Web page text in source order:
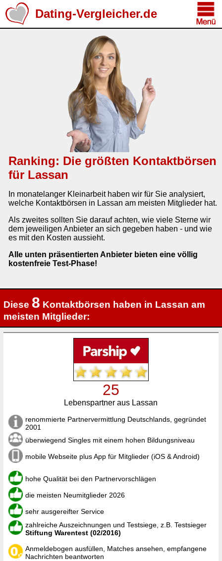
Dating-Vergleicher.de
Ranking: Die größten Kontaktbörsen
für Lassan
In monatelanger Kleinarbeit haben wir für Sie analysiert,
welche Kontaktbörsen in Lassan am meisten Mitglieder hat.
Als zweites sollten Sie darauf achten, wie viele Sterne wir
dem jeweiligen Anbieter an sich gegeben haben - und wie
es mit den Kosten aussieht.
Alle unten präsentierten Anbieter bieten eine völlig
kostenfreie Test-Phase!
Diese 8 Kontaktbörsen haben in Lassan am
meisten Mitglieder:
25
Lebenspartner aus Lassan
renommierte Partnervermittlung Deutschlands, gegründet
2001
überwiegend Singles mit einem hohen Bildungsniveau
mobile Webseite plus App für Mitglieder (iOS & Android)
hohe Qualität bei den Partnervorschlägen
die meisten Neumitglieder 2026
sehr ausgereifter Service
zahlreiche Auszeichnungen und Testsiege, z.B. Testsieger
Stiftung Warentest (02/2016)
Anmeldebogen ausfüllen, Matches ansehen, empfangene
Nachrichten beantworten